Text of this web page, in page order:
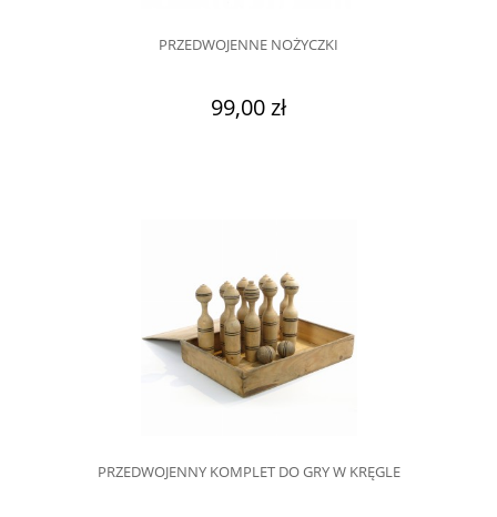
PRZEDWOJENNE NOŻYCZKI
99,00 zł
PRZEDWOJENNY KOMPLET DO GRY W KRĘGLE